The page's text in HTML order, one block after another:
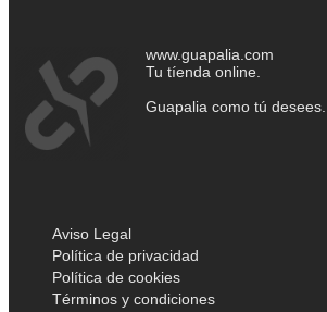
www.guapalia.com
Tu tíenda online.
Guapalia como tú desees.
Aviso Legal
Política de privacidad
Política de cookies
Términos y condiciones